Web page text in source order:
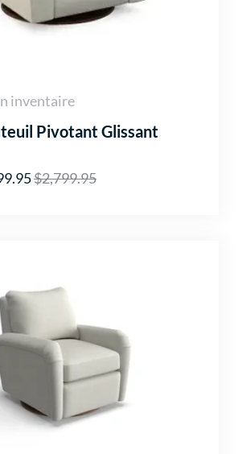
inventaire
Pivotant Glissant
$2,799.95